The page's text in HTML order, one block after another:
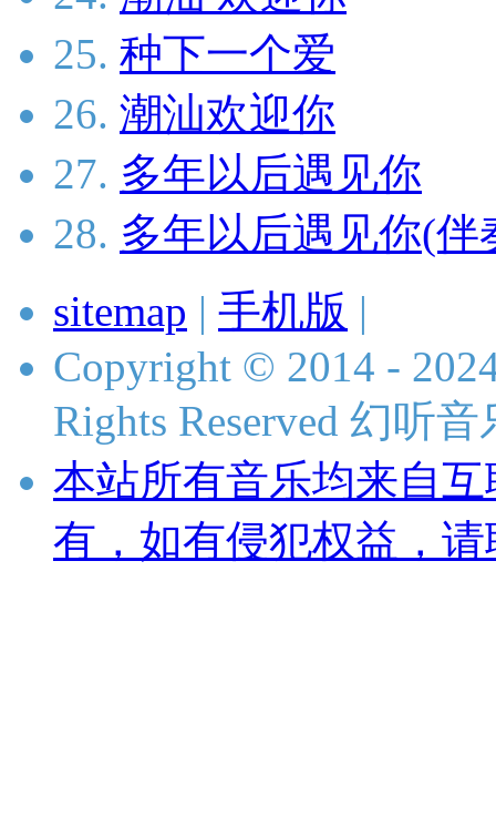
25. 种下一个爱
26. 潮汕欢迎你
27. 多年以后遇见你
28. 多年以后遇见你(伴
sitemap | 手机版 |
Copyright © 2014 -
Rights Reserved 幻听
本站所有音乐均来自
有，如有侵犯权益，